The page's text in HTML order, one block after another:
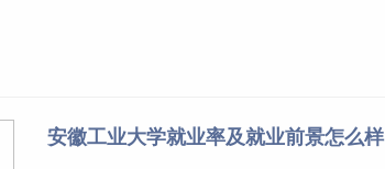
安徽工业大学就业率及就业前景怎么样